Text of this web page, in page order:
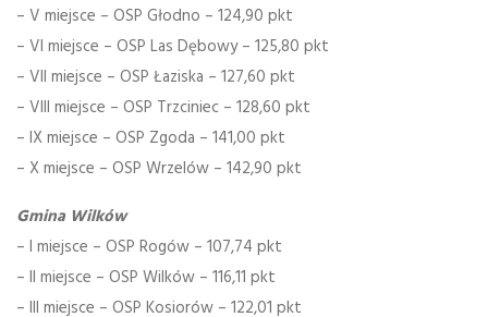
– V miejsce – OSP Głodno – 124,90 pkt
– VI miejsce – OSP Las Dębowy – 125,80 pkt
– VII miejsce – OSP Łaziska – 127,60 pkt
– VIII miejsce – OSP Trzciniec – 128,60 pkt
– IX miejsce – OSP Zgoda – 141,00 pkt
– X miejsce – OSP Wrzelów – 142,90 pkt
Gmina Wilków
– I miejsce – OSP Rogów – 107,74 pkt
– II miejsce – OSP Wilków – 116,11 pkt
– III miejsce – OSP Kosiorów – 122,01 pkt